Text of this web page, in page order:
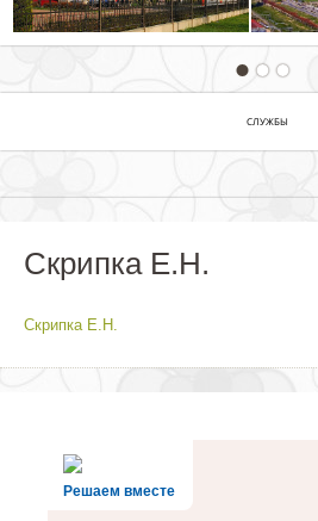
СЛУЖБЫ
Скрипка Е.Н.
Скрипка Е.Н.
Решаем вместе